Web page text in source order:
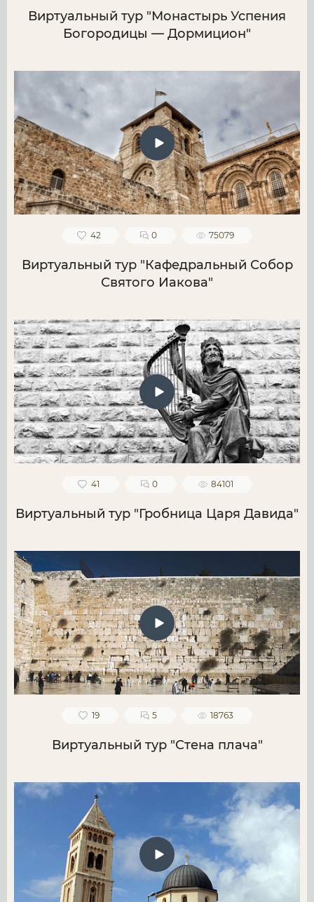
Виртуальный тур "Монастырь Успения
Богородицы — Дормицион"
42 0 75079
Виртуальный тур "Кафедральный Собор
Святого Иакова"
41 0 84101
Виртуальный тур "Гробница Царя Давида"
19 5 18763
Виртуальный тур "Стена плача"